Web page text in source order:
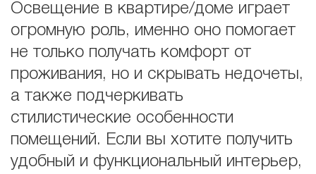
Освещение в квартире/доме играет
огромную роль, именно оно помогает
не только получать комфорт от
проживания, но и скрывать недочеты,
а также подчеркивать
стилистические особенности
помещений. Если вы хотите получить
удобный и функциональный интерьер,